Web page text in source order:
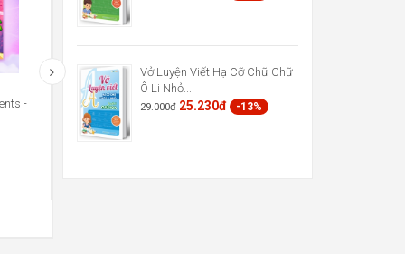
-
Truyện Tranh Khoa Học - Những
Cuộc Phiêu Lưu Kỳ...
56.000đ 48.720đ
Truyện Tranh Khoa Học -
Cuộc Phiêu Lưu Kỳ...
Vở Luyện Viết Hạ Cỡ Chữ Chữ
Ô Li Nhỏ...
29.000đ 25.230đ -13%